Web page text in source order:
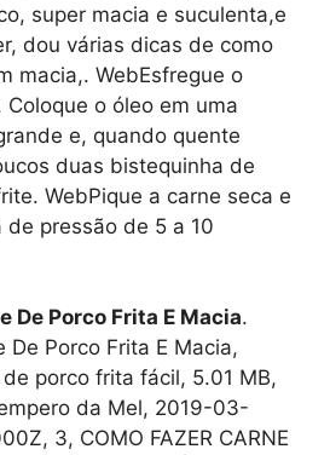
super macia e suculenta,e
dou várias dicas de como
macia,. WebEsfregue o
o óleo em uma
e, quando quente
duas bistequinha de
WebPique a carne seca e
de pressão de 5 a 10
De Porco Frita E Macia.
De Porco Frita E Macia,
porco frita fácil, 5.01 MB,
da Mel, 2019-03-
3, COMO FAZER CARNE